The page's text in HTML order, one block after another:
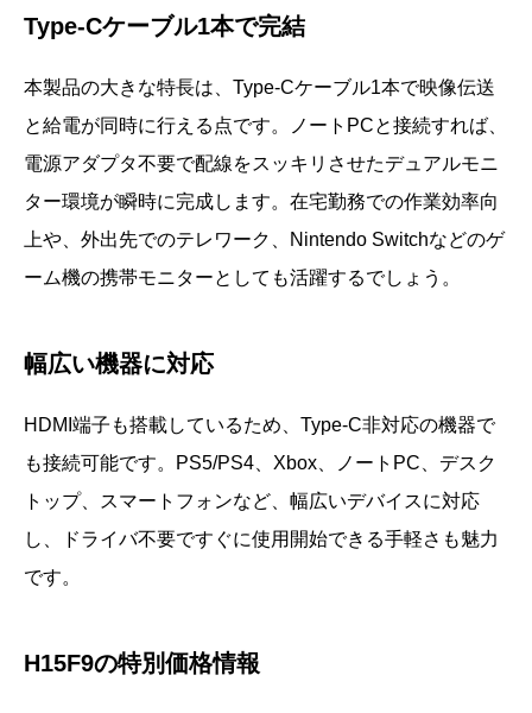
Type-Cケーブル1本で完結
本製品の大きな特長は、Type-Cケーブル1本で映像伝送
と給電が同時に行える点です。ノートPCと接続すれば、
電源アダプタ不要で配線をスッキリさせたデュアルモニ
ター環境が瞬時に完成します。在宅勤務での作業効率向
上や、外出先でのテレワーク、Nintendo Switchなどのゲ
ーム機の携帯モニターとしても活躍するでしょう。
幅広い機器に対応
HDMI端子も搭載しているため、Type-C非対応の機器で
も接続可能です。PS5/PS4、Xbox、ノートPC、デスク
トップ、スマートフォンなど、幅広いデバイスに対応
し、ドライバ不要ですぐに使用開始できる手軽さも魅力
です。
H15F9の特別価格情報